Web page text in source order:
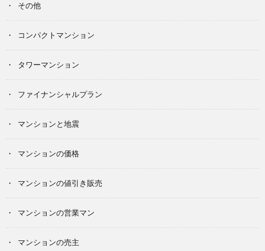
その他
コンパクトマンション
タワーマンション
ファイナンシャルプラン
マンションと地震
マンションの価格
マンションの値引き販売
マンションの営業マン
マンションの売主